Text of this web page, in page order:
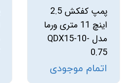
پمپ کفکش 2.5
اینچ 11 متری ورما
مدل QDX15-10-
0.75
اتمام موجودی